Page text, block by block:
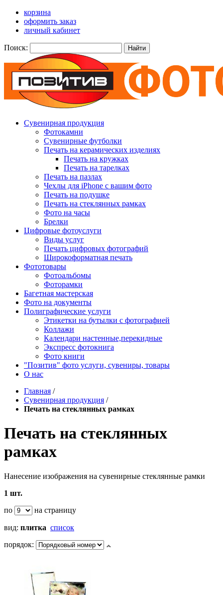
корзина
оформить заказ
личный кабинет
Поиск: Найти
Сувенирная продукция
Фотокамни
Сувенирные футболки
Печать на керамических изделиях
Печать на кружках
Печать на тарелках
Печать на пазлах
Чехлы для iPhone с вашим фото
Печать на подушке
Печать на стеклянных рамках
Фото на часы
Брелки
Цифровые фотоуслуги
Виды услуг
Печать цифровых фотографий
Широкоформатная печать
Фототовары
Фотоальбомы
Фоторамки
Багетная мастерская
Фото на документы
Полиграфические услуги
Этикетки на бутылки c фотографией
Коллажи
Календари настенные,перекидные
Экспресс фотокнига
Фото книги
"Позитив" фото услуги, сувениры, товары
О нас
Главная /
Сувенирная продукция /
Печать на стеклянных рамках
Печать на стеклянных
рамках
Нанесение изображения на сувенирные стеклянные рамки
1 шт.
по
на страницу
вид: плитка список
порядок: